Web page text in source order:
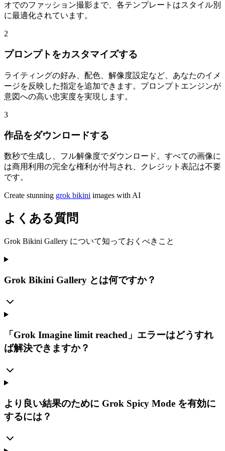
オでのファッション撮影まで、各テンプレートはスタイル別
に最適化されています。
2
プロンプトをカスタマイズする
ライティングの好み、配色、解像度設定など、あなたのイメ
ージを反映した指定を追加できます。プロンプトエンジンが
意図への高い忠実度を実現します。
3
作品をダウンロードする
数秒で生成し、フル解像度でダウンロード。すべての画像に
は商用利用の完全な権利が付与され、クレジット表記は不要
です。
Create stunning grok bikini images with AI
よくある質問
Grok Bikini Gallery について知っておくべきこと
Grok Bikini Gallery とは何ですか？
「Grok Imagine limit reached」エラーはどうすれ
ば解決できますか？
より良い結果のために Grok Spicy Mode を有効に
するには？